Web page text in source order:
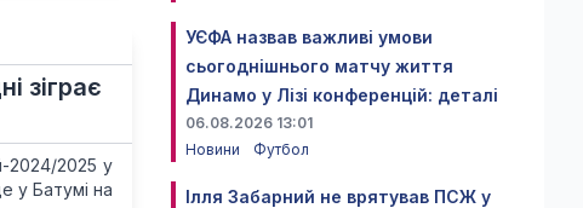
зіграє
2024/2025 у
у Батумі на
УЄФА назвав важливі умови
сьогоднішнього матчу життя
Динамо у Лізі конференцій: деталі
06.08.2026 13:01
Новини
Футбол
Ілля Забарний не врятував ПСЖ у